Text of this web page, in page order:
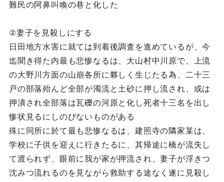
難民の阿鼻叫喚の巷と化した
②妻子を見殺しにする
日田地方水害に就ては到着後調査を進めているが、今
迄聞き得た内最も悲惨なるは、大山村中川原で、上流
の大野川方面の山崩各所に夥しく生じたる為、二十三
戸の部落殆んど全部が濁流と土砂に押し流され、或は
押潰され全部落は瓦礫の河原と化し死者十三名を出し
惨状見るにしのびないものがある
殊に同所に於て最も悲惨なるは、建照寺の隣家某は、
学校に子供を迎えに行きたるに、其帰途に橋が流失し
て渡られず、眼前に我が家が押流され、妻子が浮きつ
沈みつ流れるのを見ながら救助する途なく遂に見殺し